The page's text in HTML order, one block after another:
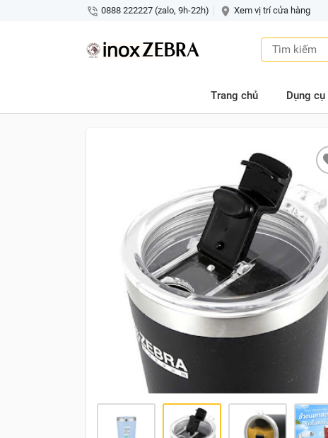
0888 222227 (zalo, 9h-22h) Xem vị trí cửa hàng
Trang chủ Dụng cụ